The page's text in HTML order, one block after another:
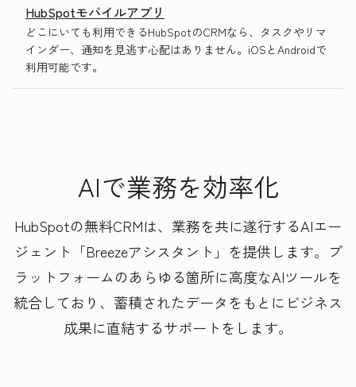
HubSpotモバイルアプリ
どこにいても利用できるHubSpotのCRMなら、タスクやリマ
インダー、通知を見逃す心配はありません。iOSとAndroidで
利用可能です。
AIで業務を効率化
HubSpotの無料CRMは、業務を共に遂行するAIエー
ジェント「Breezeアシスタント」を提供します。プ
ラットフォームのあらゆる箇所に高度なAIツールを
統合しており、蓄積されたデータをもとにビジネス
成果に直結するサポートをします。